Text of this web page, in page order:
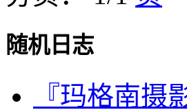
随机日志
『玛格南摄